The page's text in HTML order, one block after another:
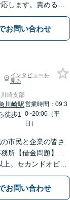
します。責めるこ
些細なことでもお
雇用】固定残業代
績あり【完全個
お問い合わせ
インタビューを
見る
崎支部
川崎駅
徒歩1
営業時間：09:3
0~20:00（平
日）
市民と企業の皆さ
所【借金問題】…
。セカンドオピニ
通事故】…示談金
スあり！ご相談は
【夜間・土日面
お問い合わせ